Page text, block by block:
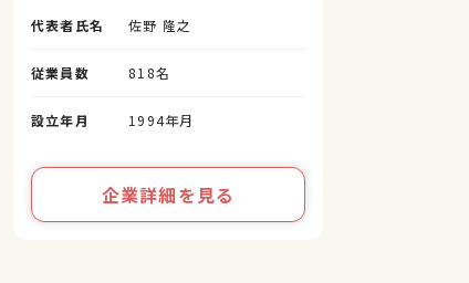
代表者氏名 佐野 隆之
従業員数 818名
設立年月 1994年月
企業詳細を見る